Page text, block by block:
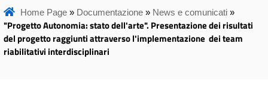
Home Page» Documentazione» News e comunicati»
"Progetto Autonomia: stato dell'arte". Presentazione dei risultati
del progetto raggiunti attraverso l'implementazione dei team
riabilitativi interdisciplinari